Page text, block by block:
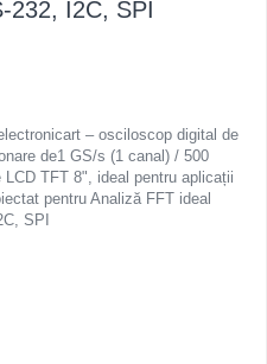
232, I2C, SPI
– osciloscop digital de
de1 GS/s (1 canal) / 500
TFT 8", ideal pentru aplicații
pentru Analiză FFT ideal
SPI